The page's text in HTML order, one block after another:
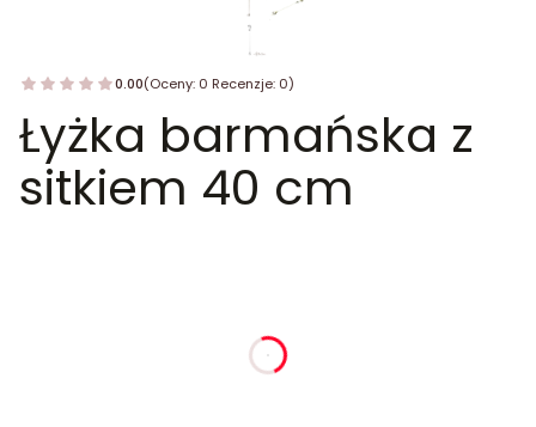
0.00(Oceny: 0 Recenzje: 0)
Łyżka barmańska z
sitkiem 40 cm